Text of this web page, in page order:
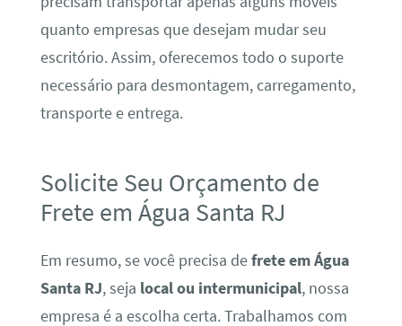
quanto empresas que desejam mudar seu
escritório. Assim, oferecemos todo o suporte
necessário para desmontagem, carregamento,
transporte e entrega.
Solicite Seu Orçamento de
Frete em Água Santa RJ
Em resumo, se você precisa defrete em Água
Santa RJ, seja local ou intermunicipal, nossa
empresa é a escolha certa. Trabalhamos com